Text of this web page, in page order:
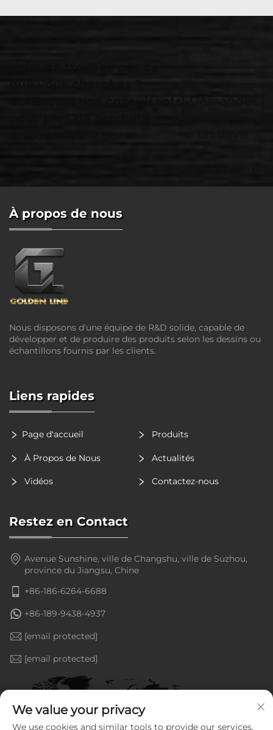
À propos de nous
Nous disposons d'une équipe de R&D solide, capable de
développer et de produire des produits selon les dessins ou
échantillons fournis par les clients.
Liens rapides
Page d'accueil Produits
À Propos de Nous Actualités
Vidéos Contactez-nous
Restez en Contact
Avenue Sunshine, ville de Changshu, ville de Suzhou,
province du Jiangsu, Chine
+86-186-6264-6688
+86-189-9438-4937
[email protected]
[email protected]
We value your privacy
We use cookies and similar tools to provide our services.